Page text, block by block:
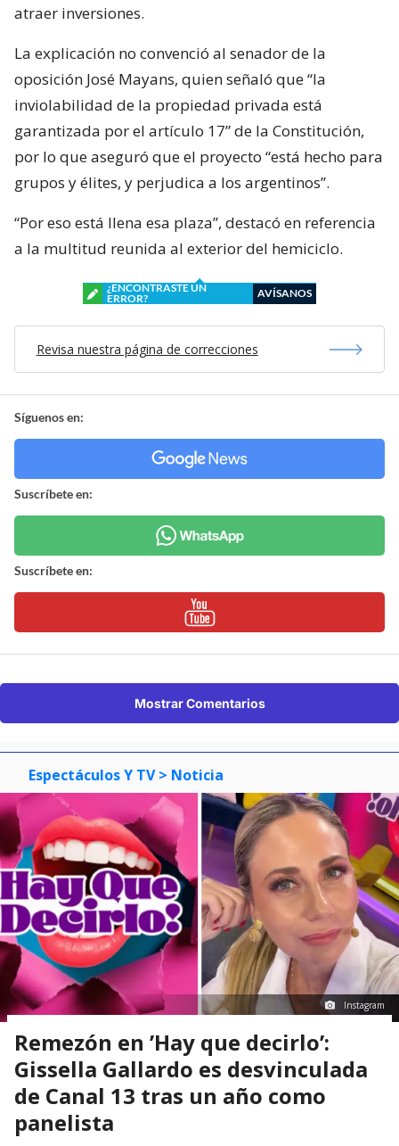
atraer inversiones.
La explicación no convenció al senador de la
oposición José Mayans, quien señaló que “la
inviolabilidad de la propiedad privada está
garantizada por el artículo 17” de la Constitución,
por lo que aseguró que el proyecto “está hecho para
grupos y élites, y perjudica a los argentinos”.
“Por eso está llena esa plaza”, destacó en referencia
a la multitud reunida al exterior del hemiciclo.
¿ENCONTRASTE UN
ERROR?
AVÍSANOS
Revisa nuestra página de correcciones
Síguenos en:
Suscríbete en:
Suscríbete en:
Mostrar Comentarios
Espectáculos Y TV > Noticia
Instagram
Remezón en ’Hay que decirlo’:
Gissella Gallardo es desvinculada
de Canal 13 tras un año como
panelista